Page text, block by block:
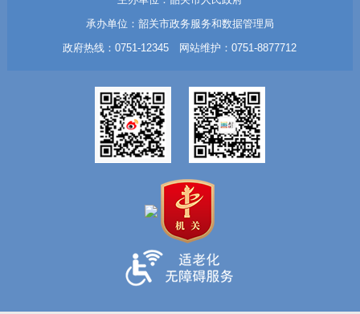
承办单位：韶关市政务服务和数据管理局
政府热线：0751-12345 网站维护：0751-8877712